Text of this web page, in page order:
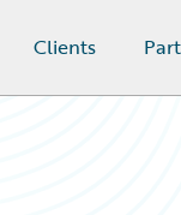
Clients